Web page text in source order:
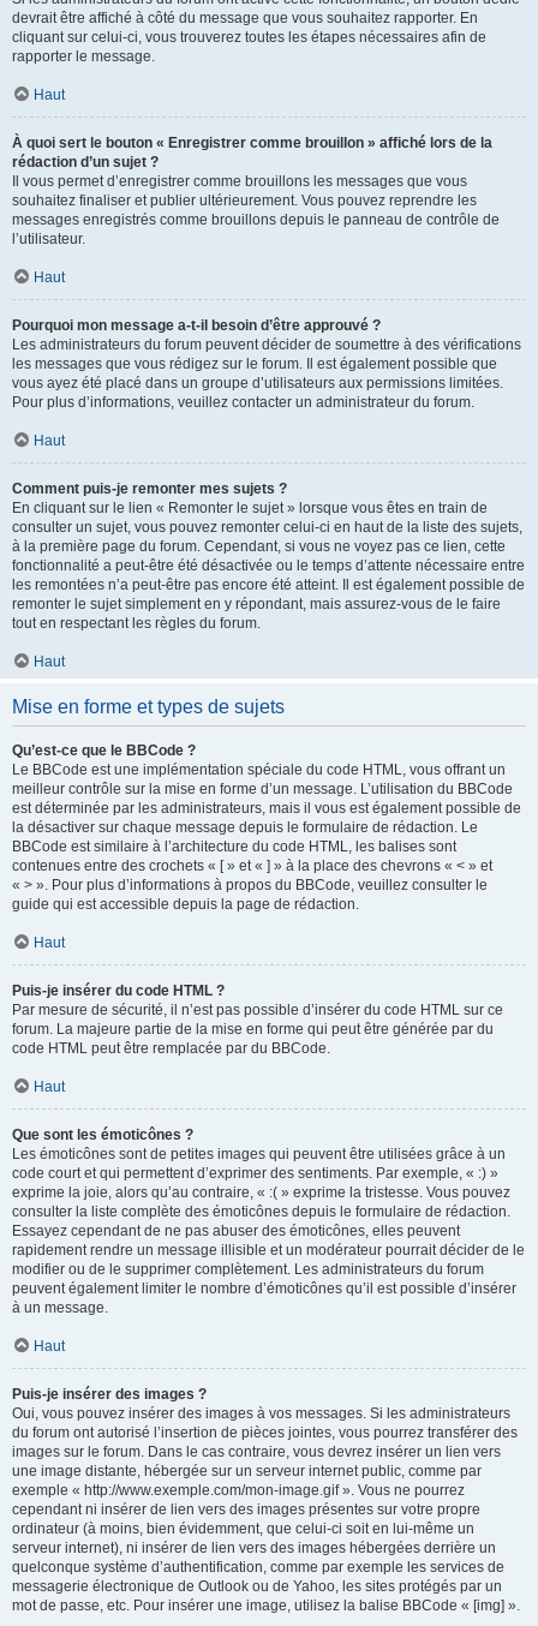
devrait être affiché à côté du message que vous souhaitez rapporter. En
cliquant sur celui-ci, vous trouverez toutes les étapes nécessaires afin de
rapporter le message.
Haut
À quoi sert le bouton « Enregistrer comme brouillon » affiché lors de la
rédaction d’un sujet ?
Il vous permet d’enregistrer comme brouillons les messages que vous
souhaitez finaliser et publier ultérieurement. Vous pouvez reprendre les
messages enregistrés comme brouillons depuis le panneau de contrôle de
l’utilisateur.
Haut
Pourquoi mon message a-t-il besoin d’être approuvé ?
Les administrateurs du forum peuvent décider de soumettre à des vérifications
les messages que vous rédigez sur le forum. Il est également possible que
vous ayez été placé dans un groupe d’utilisateurs aux permissions limitées.
Pour plus d’informations, veuillez contacter un administrateur du forum.
Haut
Comment puis-je remonter mes sujets ?
En cliquant sur le lien « Remonter le sujet » lorsque vous êtes en train de
consulter un sujet, vous pouvez remonter celui-ci en haut de la liste des sujets,
à la première page du forum. Cependant, si vous ne voyez pas ce lien, cette
fonctionnalité a peut-être été désactivée ou le temps d’attente nécessaire entre
les remontées n’a peut-être pas encore été atteint. Il est également possible de
remonter le sujet simplement en y répondant, mais assurez-vous de le faire
tout en respectant les règles du forum.
Haut
Mise en forme et types de sujets
Qu’est-ce que le BBCode ?
Le BBCode est une implémentation spéciale du code HTML, vous offrant un
meilleur contrôle sur la mise en forme d’un message. L’utilisation du BBCode
est déterminée par les administrateurs, mais il vous est également possible de
la désactiver sur chaque message depuis le formulaire de rédaction. Le
BBCode est similaire à l’architecture du code HTML, les balises sont
contenues entre des crochets « [ » et « ] » à la place des chevrons « < » et
« > ». Pour plus d’informations à propos du BBCode, veuillez consulter le
guide qui est accessible depuis la page de rédaction.
Haut
Puis-je insérer du code HTML ?
Par mesure de sécurité, il n’est pas possible d’insérer du code HTML sur ce
forum. La majeure partie de la mise en forme qui peut être générée par du
code HTML peut être remplacée par du BBCode.
Haut
Que sont les émoticônes ?
Les émoticônes sont de petites images qui peuvent être utilisées grâce à un
code court et qui permettent d’exprimer des sentiments. Par exemple, « :) »
exprime la joie, alors qu’au contraire, « :( » exprime la tristesse. Vous pouvez
consulter la liste complète des émoticônes depuis le formulaire de rédaction.
Essayez cependant de ne pas abuser des émoticônes, elles peuvent
rapidement rendre un message illisible et un modérateur pourrait décider de le
modifier ou de le supprimer complètement. Les administrateurs du forum
peuvent également limiter le nombre d’émoticônes qu’il est possible d’insérer
à un message.
Haut
Puis-je insérer des images ?
Oui, vous pouvez insérer des images à vos messages. Si les administrateurs
du forum ont autorisé l’insertion de pièces jointes, vous pourrez transférer des
images sur le forum. Dans le cas contraire, vous devrez insérer un lien vers
une image distante, hébergée sur un serveur internet public, comme par
exemple « http://www.exemple.com/mon-image.gif ». Vous ne pourrez
cependant ni insérer de lien vers des images présentes sur votre propre
ordinateur (à moins, bien évidemment, que celui-ci soit en lui-même un
serveur internet), ni insérer de lien vers des images hébergées derrière un
quelconque système d’authentification, comme par exemple les services de
messagerie électronique de Outlook ou de Yahoo, les sites protégés par un
mot de passe, etc. Pour insérer une image, utilisez la balise BBCode « [img] ».